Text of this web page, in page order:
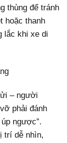
thùng để tránh
hoặc thanh
lắc khi xe di
– người
phải đánh
ngược”.
trí dễ nhìn,